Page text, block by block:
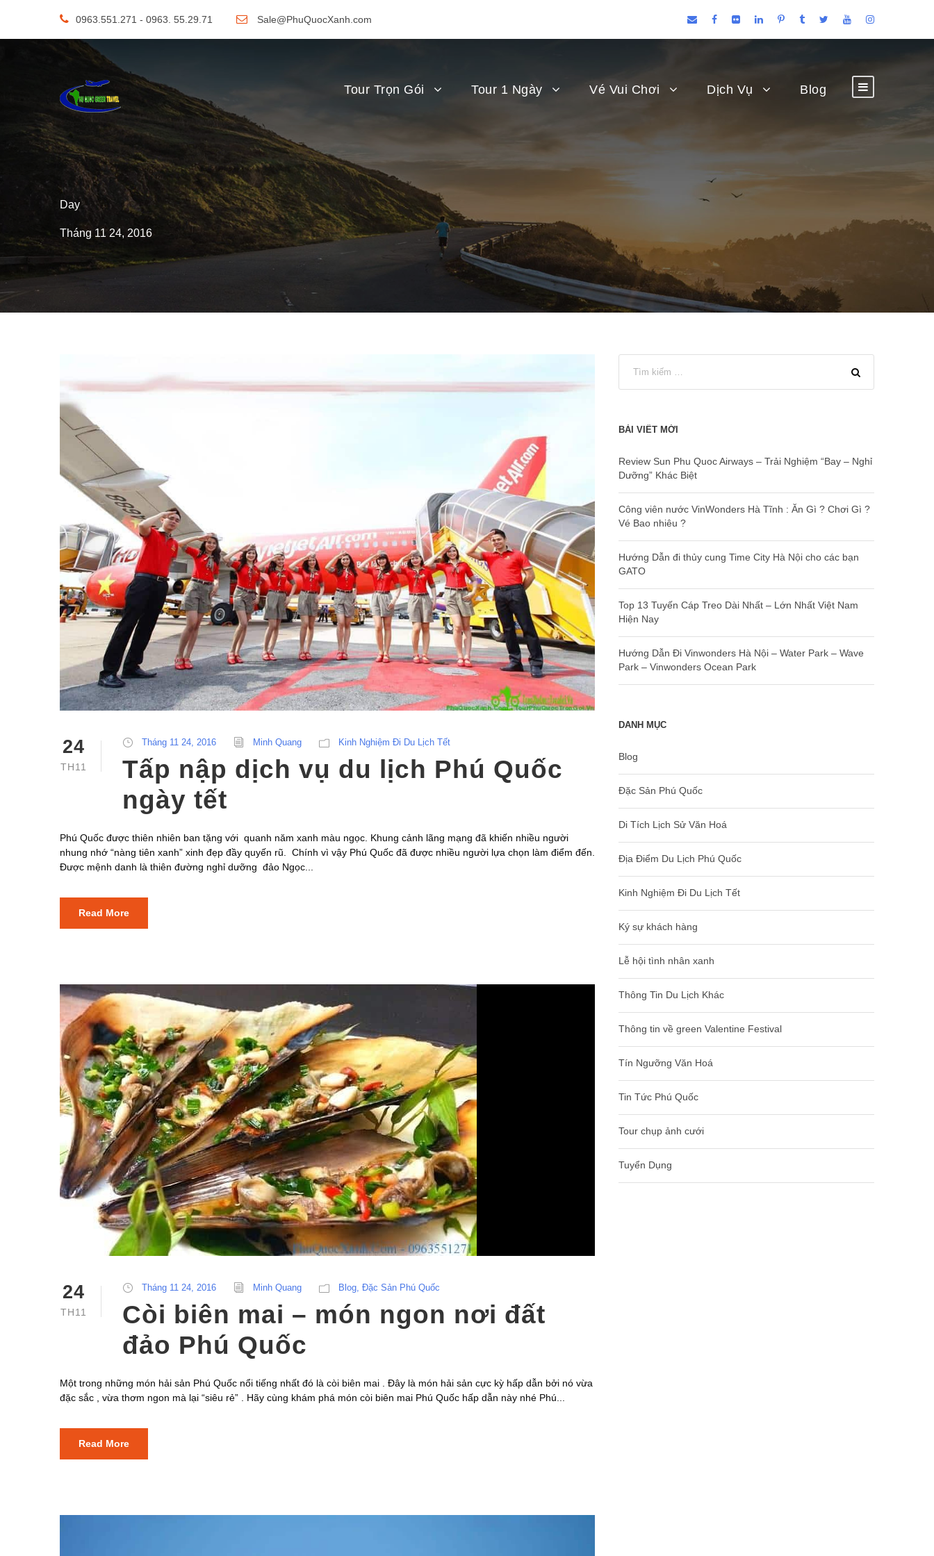
0963.551.271 - 0963. 55.29.71 Sale@PhuQuocXanh.com
Tour Trọn Gói Tour 1 Ngày Vé Vui Chơi Dịch Vụ Blog
Day
Tháng 11 24, 2016
24
TH11
Tháng 11 24, 2016 Minh Quang Kinh Nghiệm Đi Du Lịch Tết
Tấp nập dịch vụ du lịch Phú Quốc
ngày tết
Phú Quốc được thiên nhiên ban tặng với quanh năm xanh màu ngọc. Khung cảnh lãng mạng đã khiến nhiều người
nhung nhớ “nàng tiên xanh” xinh đẹp đầy quyến rũ. Chính vì vậy Phú Quốc đã được nhiều người lựa chọn làm điểm đến.
Được mệnh danh là thiên đường nghỉ dưỡng đảo Ngọc...
Read More
24
TH11
Tháng 11 24, 2016 Minh Quang Blog Đặc Sản Phú Quốc
Còi biên mai – món ngon nơi đất
đảo Phú Quốc
Một trong những món hải sản Phú Quốc nổi tiếng nhất đó là còi biên mai . Đây là món hải sản cực kỳ hấp dẫn bởi nó vừa
đặc sắc , vừa thơm ngon mà lại “siêu rẻ” . Hãy cùng khám phá món còi biên mai Phú Quốc hấp dẫn này nhé Phú...
Read More
BÀI VIẾT MỚI
Review Sun Phu Quoc Airways – Trải Nghiệm “Bay – Nghỉ
Dưỡng” Khác Biệt
Công viên nước VinWonders Hà Tĩnh : Ăn Gì ? Chơi Gì ?
Vé Bao nhiêu ?
Hướng Dẫn đi thủy cung Time City Hà Nội cho các bạn
GATO
Top 13 Tuyến Cáp Treo Dài Nhất – Lớn Nhất Việt Nam
Hiện Nay
Hướng Dẫn Đi Vinwonders Hà Nội – Water Park – Wave
Park – Vinwonders Ocean Park
DANH MỤC
Blog
Đặc Sản Phú Quốc
Di Tích Lịch Sử Văn Hoá
Địa Điểm Du Lịch Phú Quốc
Kinh Nghiệm Đi Du Lịch Tết
Ký sự khách hàng
Lễ hội tình nhân xanh
Thông Tin Du Lịch Khác
Thông tin về green Valentine Festival
Tín Ngưỡng Văn Hoá
Tin Tức Phú Quốc
Tour chụp ảnh cưới
Tuyển Dụng